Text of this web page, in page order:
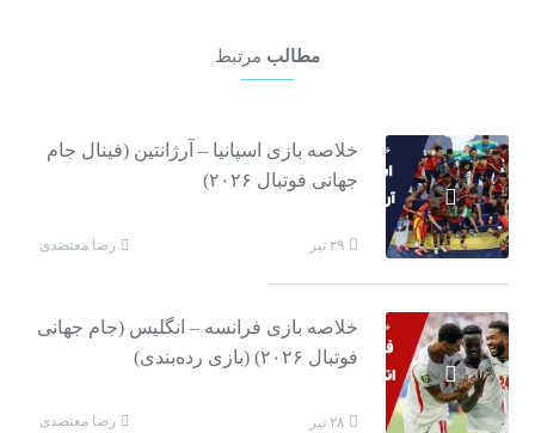
مطالب مرتبط
خلاصه بازی اسپانیا – آرژانتین (فینال جام
جهانی فوتبال ۲۰۲۶)
۲۹ تیر رضا معتضدی
خلاصه بازی فرانسه – انگلیس (جام جهانی
فوتبال ۲۰۲۶) (بازی رده‌بندی)
۲۸ تیر رضا معتضدی